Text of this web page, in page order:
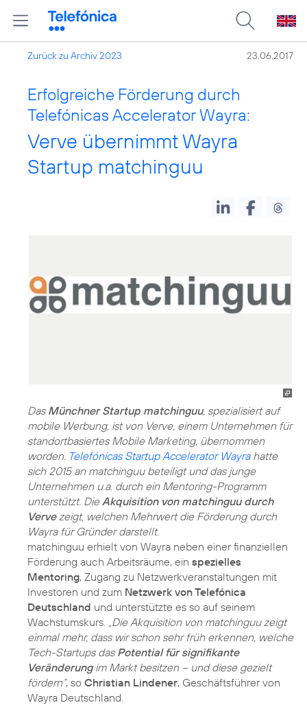
Zurück zu Archiv 2023 23.06.2017
Erfolgreiche Förderung durch
Telefónicas Accelerator Wayra:
Verve übernimmt Wayra
Startup matchinguu
Das Münchner Startup matchinguu, spezialisiert auf
mobile Werbung, ist von Verve, einem Unternehmen für
standortbasiertes Mobile Marketing, übernommen
worden. Telefónicas Startup Accelerator Wayrahatte
sich 2015 an matchinguu beteiligt und das junge
Unternehmen u.a. durch ein Mentoring-Programm
unterstützt. DieAkquisition von matchinguu durch
Vervezeigt, welchen Mehrwert die Förderung durch
Wayra für Gründer darstellt.
matchinguu erhielt von Wayra neben einer finanziellen
Förderung auch Arbeitsräume, ein spezielles
Mentoring, Zugang zu Netzwerkveranstaltungen mit
Investoren und zum Netzwerk von Telefónica
Deutschland und unterstützte es so auf seinem
Wachstumskurs.
„Die Akquisition von matchinguu zeigt
einmal mehr, dass wir schon sehr früh erkennen, welche
Tech-Startups das Potential für signifikante
Veränderungim Markt besitzen – und diese gezielt
fördern“, so Christian Lindener, Geschäftsführer von
Wayra Deutschland.